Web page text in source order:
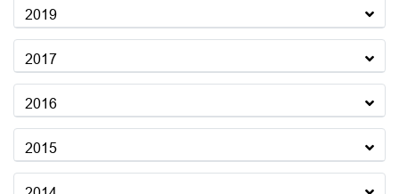
2019
2017
2016
2015